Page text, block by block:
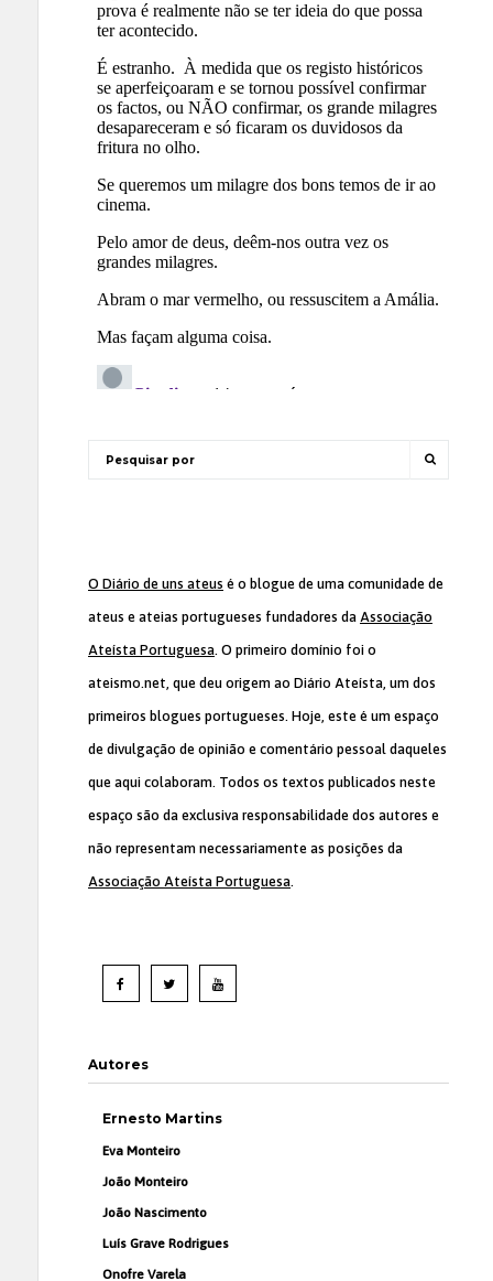
O Diário de uns ateus é o blogue de uma comunidade de
ateus e ateias portugueses fundadores da Associação
Ateísta Portuguesa. O primeiro domínio foi o
ateismo.net, que deu origem ao Diário Ateísta, um dos
primeiros blogues portugueses. Hoje, este é um espaço
de divulgação de opinião e comentário pessoal daqueles
que aqui colaboram. Todos os textos publicados neste
espaço são da exclusiva responsabilidade dos autores e
não representam necessariamente as posições da
Associação Ateísta Portuguesa.
Autores
Ernesto Martins
Eva Monteiro
João Monteiro
João Nascimento
Luís Grave Rodrigues
Onofre Varela